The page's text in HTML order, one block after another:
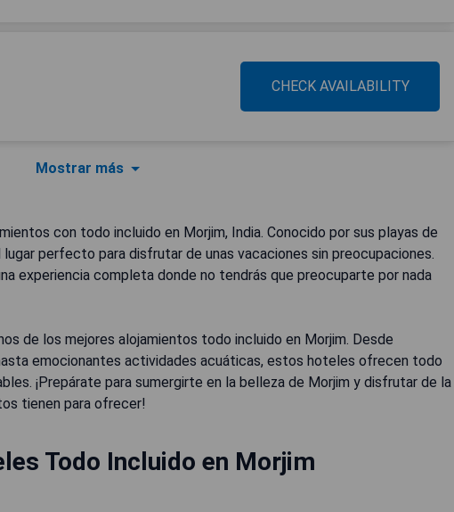
CHECK AVAILABILITY
Mostrar más
con todo incluido en Morjim, India. Conocido por sus playas de
perfecto para disfrutar de unas vacaciones sin preocupaciones.
experiencia completa donde no tendrás que preocuparte por nada
de los mejores alojamientos todo incluido en Morjim. Desde
emocionantes actividades acuáticas, estos hoteles ofrecen todo
¡Prepárate para sumergirte en la belleza de Morjim y disfrutar de la
tienen para ofrecer!
Todo Incluido en Morjim